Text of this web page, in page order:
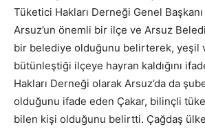
Tüketici Hakları Derneği Genel
Arsuz’un önemli bir ilçe ve Arsuz
bir belediye olduğunu belirterek, yeşil
bütünleştiği ilçeye hayran kaldığını
Hakları Derneği olarak Arsuz’da da
olduğunu ifade eden Çakar, bilinçli
bilen kişi olduğunu belirtti. Çağdaş